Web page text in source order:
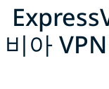
비아